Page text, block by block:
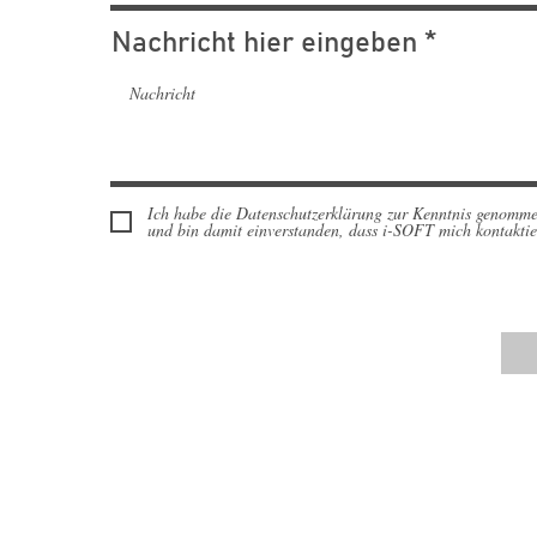
Nachricht hier eingeben
Ich habe die Datenschutzerklärung zur Kenntnis
und bin damit einverstanden, dass i-SOFT mich